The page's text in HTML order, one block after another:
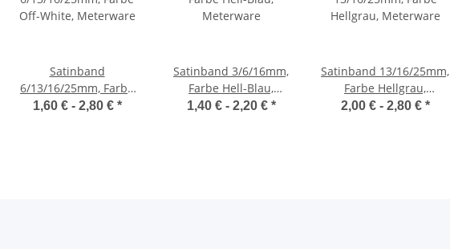
Satinband
6/13/16/25mm, Farbe
Off-White, Meterware
1,60 € - 2,80 € *
Satinband 3/6/16mm,
Farbe Hell-Blau,
Meterware
1,40 € - 2,20 € *
Satinband 13/16/25mm,
Farbe Hellgrau,
Meterware
2,00 € - 2,80 € *